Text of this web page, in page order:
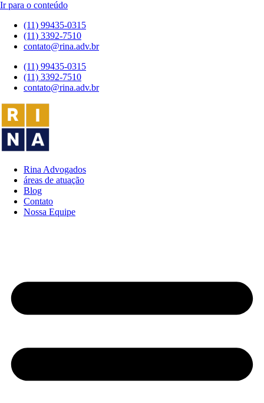
Ir para o conteúdo
(11) 99435-0315
(11) 3392-7510
contato@rina.adv.br
(11) 99435-0315
(11) 3392-7510
contato@rina.adv.br
Rina Advogados
áreas de atuação
Blog
Contato
Nossa Equipe